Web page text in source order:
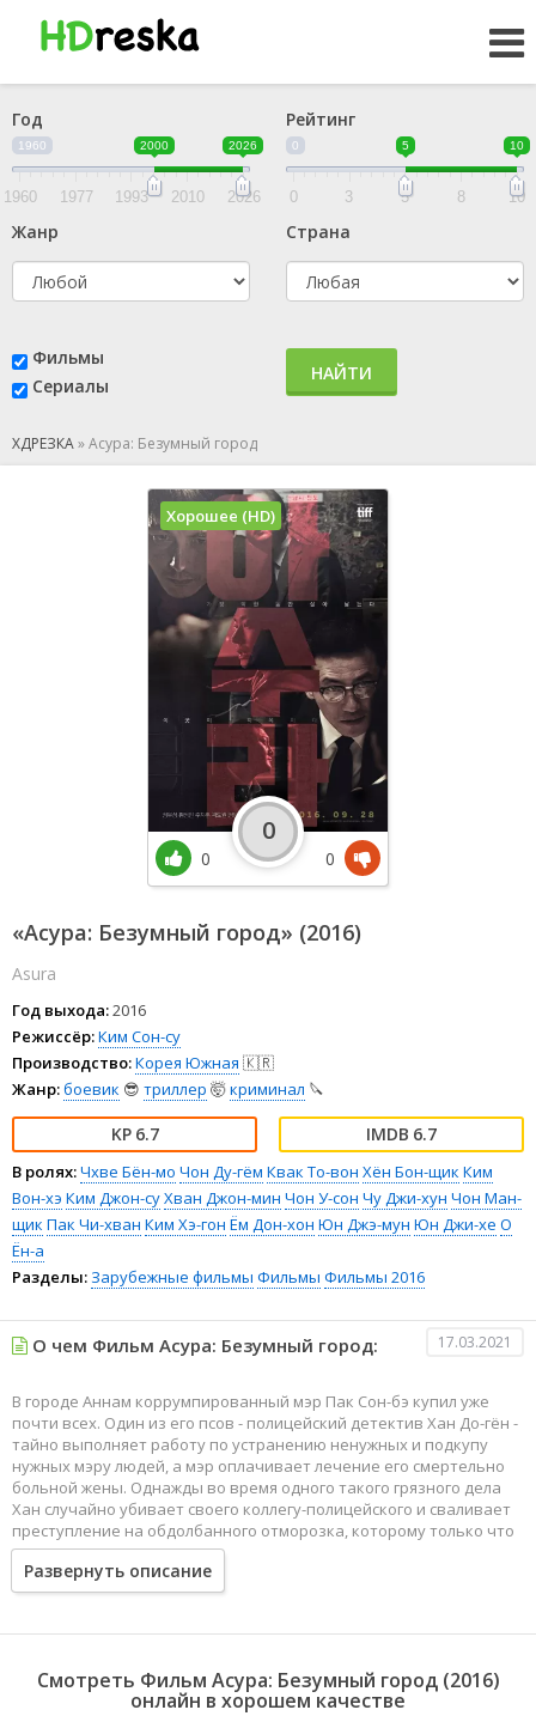
Год
1960 2000 2026
1960 1977 1993 2010 2026
Рейтинг
0 5 10
0 3 5 8 10
Жанр Страна
Фильмы
Сериалы
НАЙТИ
ХДРЕЗКА»Асура: Безумный город
«Асура: Безумный город» (2016)
Asura
Год выхода:2016
Режиссёр:Ким Сон-су
Производство:Корея Южная 🇰🇷
Жанр:боевик 😎 триллер 🤯криминал 🔪
6.7 6.7
В ролях:Чхве Бён-мо Чон Ду-гём Квак То-вон Хён Бон-щик Ким
Вон-хэ Ким Джон-суХван Джон-мин Чон У-сон Чу Джи-хун Чон Ман-
щик Пак Чи-хван Ким Хэ-гон Ём Дон-хон Юн Джэ-мун Юн Джи-хе О
Ён-а
Разделы: Зарубежные фильмы Фильмы Фильмы 2016
Хорошее (HD)
0
0
0
О чем Фильм Асура: Безумный город: 17.03.2021
В городе Аннам коррумпированный мэр Пак Сон-бэ купил уже
почти всех. Один из его псов - полицейский детектив Хан До-гён -
тайно выполняет работу по устранению ненужных и подкупу
нужных мэру людей, а мэр оплачивает лечение его смертельно
больной жены. Однажды во время одного такого грязного дела
Хан случайно убивает своего коллегу-полицейского и сваливает
преступление на обдолбанного отморозка, которому только что
дал деньги на устранение свидетеля для мэра.
Воспользовавшись ситуацией, прокурор Ким Чха-ин вынуждает
детектива записывать все разговоры с мэром Паком. Хан
хищников на квадратный метр.
Развернуть описание
Смотреть Фильм Асура: Безумный город (2016)
онлайн в хорошем качестве